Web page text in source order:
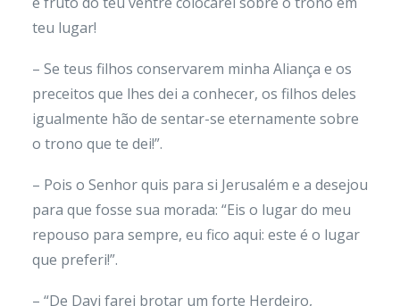
teu lugar!
– Se teus filhos conservarem minha Aliança e os
preceitos que lhes dei a conhecer, os filhos deles
igualmente hão de sentar-se eternamente sobre
o trono que te dei!”.
– Pois o Senhor quis para si Jerusalém e a desejou
para que fosse sua morada: “Eis o lugar do meu
repouso para sempre, eu fico aqui: este é o lugar
que preferi!”.
– “De Davi farei brotar um forte Herdeiro,